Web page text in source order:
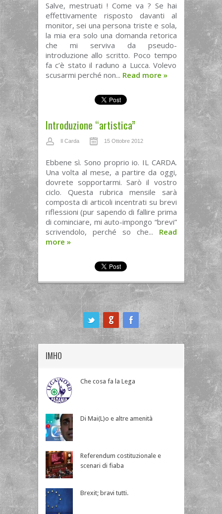
Salve, mestruati ! Come va ? Se hai
effettivamente risposto davanti al
monitor, sei una persona triste e sola,
la mia era solo una domanda retorica
che mi serviva da pseudo-
introduzione allo scritto. Poco tempo
fa c’è stato il raduno a Lucca. Volevo
scusarmi perché non... Read more »
Introduzione “artistica”
Il Carda 15 Ottobre 2012
Ebbene sì. Sono proprio io. IL CARDA.
Una volta al mese, a partire da oggi,
dovrete sopportarmi. Sarò il vostro
ciclo. Questa rubrica mensile sarà
composta di articoli incentrati su brevi
riflessioni (pur sapendo di fallire prima
di cominciare, mi auto-impongo “brevi”
scrivendolo, perché so che... Read
more »
IMHO
Che cosa fa la Lega
Di Mai(L)o e altre amenità
Referendum costituzionale e
scenari di fiaba
Brexit; bravi tutti.